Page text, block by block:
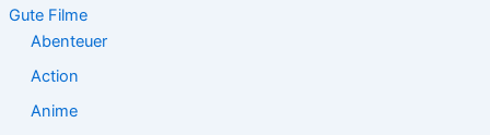
n
Gute Filme
Abenteuer
Action
Anime